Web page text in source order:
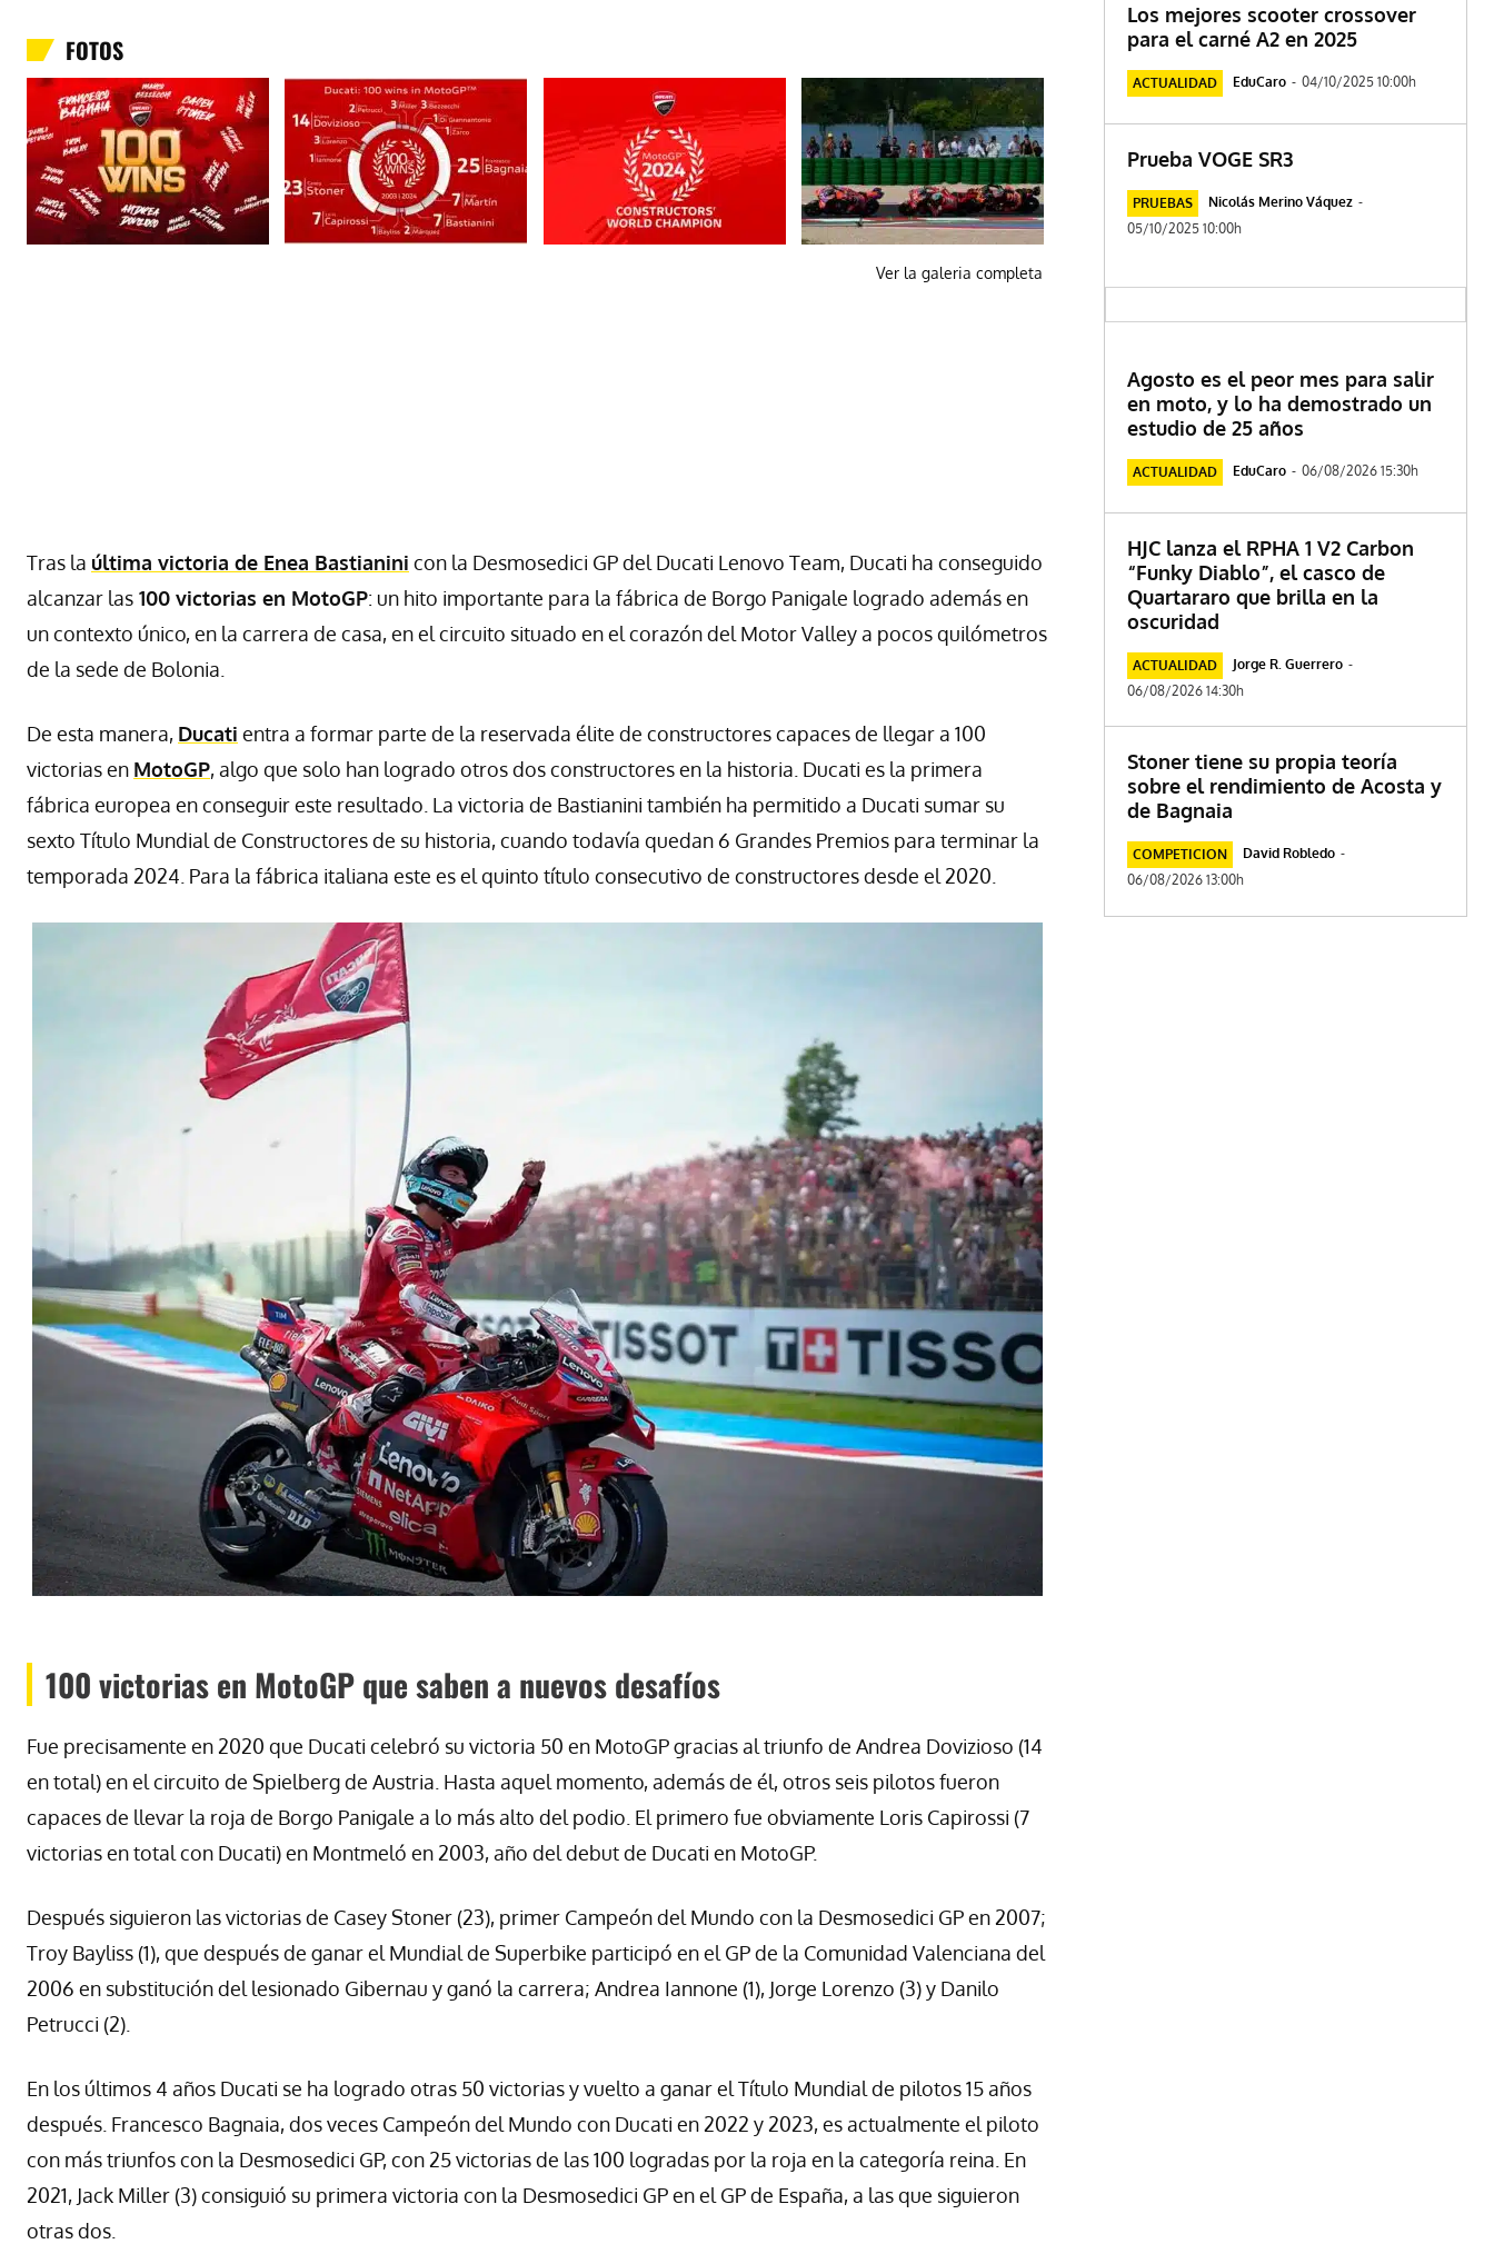
FOTOS
Ver la galeria completa
Tras la última victoria de Enea Bastianini con la Desmosedici GP del Ducati Lenovo Team, Ducati ha conseguido
alcanzar las 100 victorias en MotoGP: un hito importante para la fábrica de Borgo Panigale logrado además en
un contexto único, en la carrera de casa, en el circuito situado en el corazón del Motor Valley a pocos quilómetros
de la sede de Bolonia.
De esta manera, Ducati entra a formar parte de la reservada élite de constructores capaces de llegar a 100
victorias en MotoGP, algo que solo han logrado otros dos constructores en la historia. Ducati es la primera
fábrica europea en conseguir este resultado. La victoria de Bastianini también ha permitido a Ducati sumar su
sexto Título Mundial de Constructores de su historia, cuando todavía quedan 6 Grandes Premios para terminar la
temporada 2024. Para la fábrica italiana este es el quinto título consecutivo de constructores desde el 2020.
100 victorias en MotoGP que saben a nuevos desafíos
Fue precisamente en 2020 que Ducati celebró su victoria 50 en MotoGP gracias al triunfo de Andrea Dovizioso (14
en total) en el circuito de Spielberg de Austria. Hasta aquel momento, además de él, otros seis pilotos fueron
capaces de llevar la roja de Borgo Panigale a lo más alto del podio. El primero fue obviamente Loris Capirossi (7
victorias en total con Ducati) en Montmeló en 2003, año del debut de Ducati en MotoGP.
Después siguieron las victorias de Casey Stoner (23), primer Campeón del Mundo con la Desmosedici GP en 2007;
Troy Bayliss (1), que después de ganar el Mundial de Superbike participó en el GP de la Comunidad Valenciana del
2006 en substitución del lesionado Gibernau y ganó la carrera; Andrea Iannone (1), Jorge Lorenzo (3) y Danilo
Petrucci (2).
En los últimos 4 años Ducati se ha logrado otras 50 victorias y vuelto a ganar el Título Mundial de pilotos 15 años
después. Francesco Bagnaia, dos veces Campeón del Mundo con Ducati en 2022 y 2023, es actualmente el piloto
con más triunfos con la Desmosedici GP, con 25 victorias de las 100 logradas por la roja en la categoría reina. En
2021, Jack Miller (3) consiguió su primera victoria con la Desmosedici GP en el GP de España, a las que siguieron
otras dos.
Los mejores scooter crossover
para el carné A2 en 2025
ACTUALIDAD EduCaro - 04/10/2025 10:00h
Prueba VOGE SR3
PRUEBAS Nicolás Merino Váquez -
05/10/2025 10:00h
Agosto es el peor mes para salir
en moto, y lo ha demostrado un
estudio de 25 años
ACTUALIDAD EduCaro - 06/08/2026 15:30h
HJC lanza el RPHA 1 V2 Carbon
“Funky Diablo”, el casco de
Quartararo que brilla en la
oscuridad
ACTUALIDAD Jorge R. Guerrero -
06/08/2026 14:30h
Stoner tiene su propia teoría
sobre el rendimiento de Acosta y
de Bagnaia
COMPETICION David Robledo -
06/08/2026 13:00h